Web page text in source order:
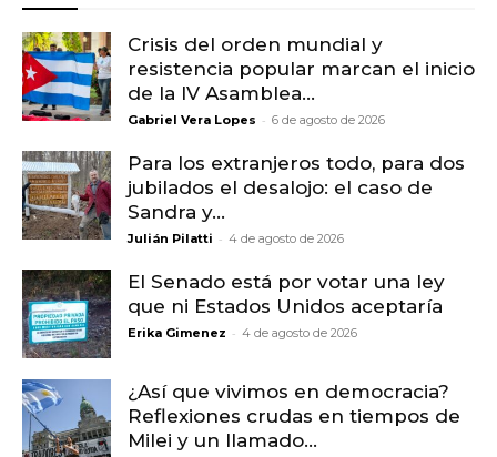
Crisis del orden mundial y
resistencia popular marcan el inicio
de la IV Asamblea...
Gabriel Vera Lopes - 6 de agosto de 2026
Para los extranjeros todo, para dos
jubilados el desalojo: el caso de
Sandra y...
Julián Pilatti - 4 de agosto de 2026
El Senado está por votar una ley
que ni Estados Unidos aceptaría
Erika Gimenez - 4 de agosto de 2026
¿Así que vivimos en democracia?
Reflexiones crudas en tiempos de
Milei y un llamado...